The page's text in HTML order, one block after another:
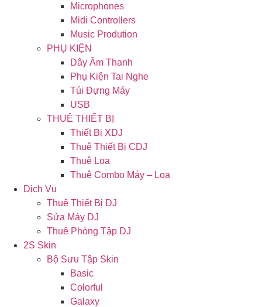
Microphones
Midi Controllers
Music Prodution
PHỤ KIỆN
Dây Âm Thanh
Phụ Kiện Tai Nghe
Túi Đựng Máy
USB
THUÊ THIẾT BỊ
Thiết Bị XDJ
Thuê Thiết Bị CDJ
Thuê Loa
Thuê Combo Máy – Loa
Dịch Vụ
Thuê Thiết Bị DJ
Sửa Máy DJ
Thuê Phòng Tập DJ
2S Skin
Bộ Sưu Tập Skin
Basic
Colorful
Galaxy